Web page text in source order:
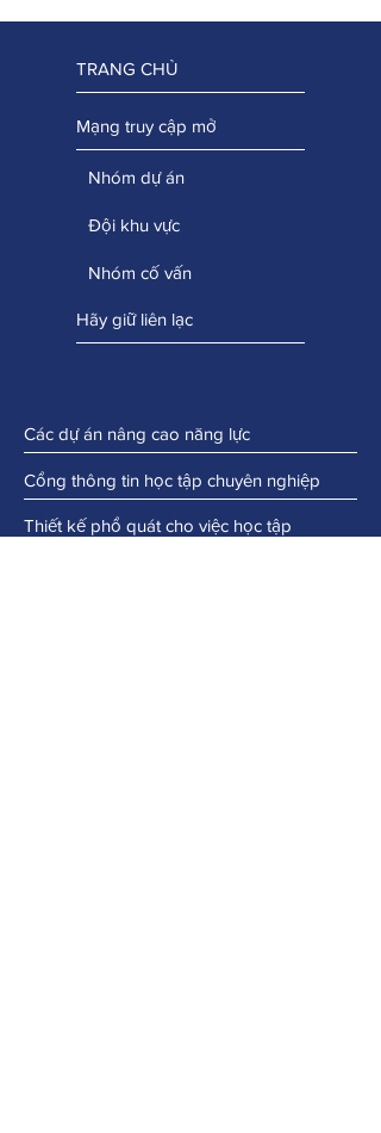
TRANG CHỦ
Mạng truy cập mở
Nhóm dự án
Đội khu vực
Nhóm cố vấn
Hãy giữ liên lạc
Các dự án nâng cao năng lực
Cổng thông tin học tập chuyên nghiệp
Thiết kế phổ quát cho việc học tập